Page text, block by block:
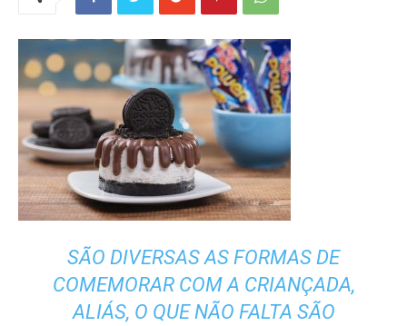
SÃO DIVERSAS AS FORMAS DE
COMEMORAR COM A CRIANÇADA,
ALIÁS, O QUE NÃO FALTA SÃO